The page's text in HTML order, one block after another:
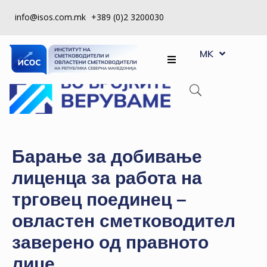
info@isos.com.mk +389 (0)2 3200030
ЗА
НАС
РЕГИСТРИ
НА
КВАЛИТЕТ
КАКО
ДА
ЧЛЕН
MK
SQ
Барање за добивање
лиценца за работа на
трговец поединец –
овластен сметководител
заверено од правното